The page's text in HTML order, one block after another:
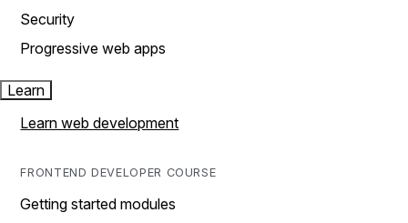
Security
Progressive web apps
Learn
Learn web development
FRONTEND DEVELOPER COURSE
Getting started modules